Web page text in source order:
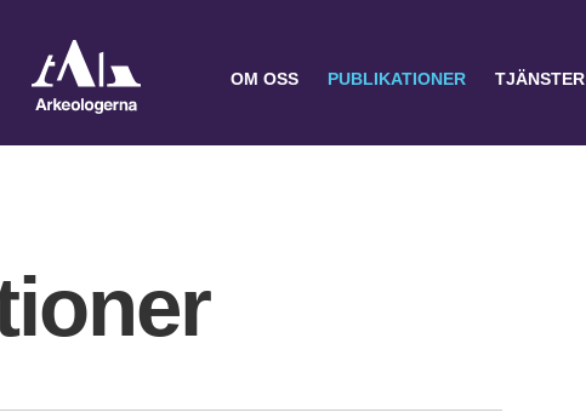
OM OSS PUBLIKATIONER TJÄNSTER